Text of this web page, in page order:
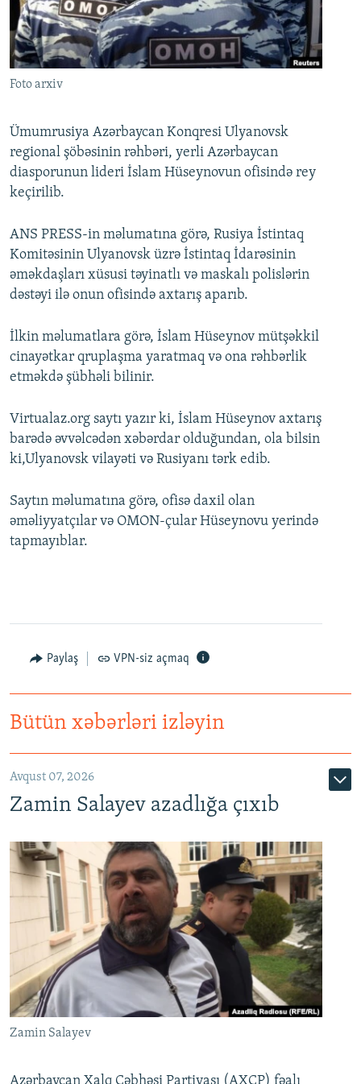
İNFOQRAFIKA
KARIKATURA
AZƏRBAYCAN ƏDƏBIYYATI KITABXANASI
İSLAM VƏ DEMOKRATIYA
MISSIYAMIZ
PEŞƏ ETIKASI VƏ JURNALISTIKA STANDARTLARIMIZ
BIZIMLƏ ƏLAQƏ
XƏBƏR BÜLLETENLƏRIMIZ
BIZI IZLƏ
Foto arxiv
Ümumrusiya Azərbaycan Konqresi Ulyanovsk
regional şöbəsinin rəhbəri, yerli Azərbaycan
diasporunun lideri İslam Hüseynovun ofisində rey
keçirilib.
ANS PRESS-in məlumatına görə, Rusiya İstintaq
Komitəsinin Ulyanovsk üzrə İstintaq İdarəsinin
əməkdaşları xüsusi təyinatlı və maskalı polislərin
dəstəyi ilə onun ofisində axtarış aparıb.
İlkin məlumatlara görə, İslam Hüseynov mütşəkkil
cinayətkar qruplaşma yaratmaq və ona rəhbərlik
etməkdə şübhəli bilinir.
Virtualaz.org saytı yazır ki, İslam Hüseynov axtarış
barədə əvvəlcədən xəbərdar olduğundan, ola bilsin
ki,Ulyanovsk vilayəti və Rusiyanı tərk edib.
Saytın məlumatına görə, ofisə daxil olan
əməliyyatçılar və OMON-çular Hüseynovu yerində
tapmayıblar.
Paylaş VPN-siz açmaq
Bütün xəbərləri izləyin
Avqust 07, 2026
Zamin Salayev azadlığa çıxıb
Zamin Salayev